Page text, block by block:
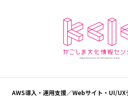
AWS導入・運用支援 Webサイト・UI/UX